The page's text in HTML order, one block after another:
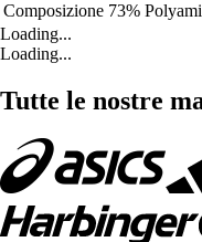
Composizione 73%
Loading...
Loading...
Tutte le nostre